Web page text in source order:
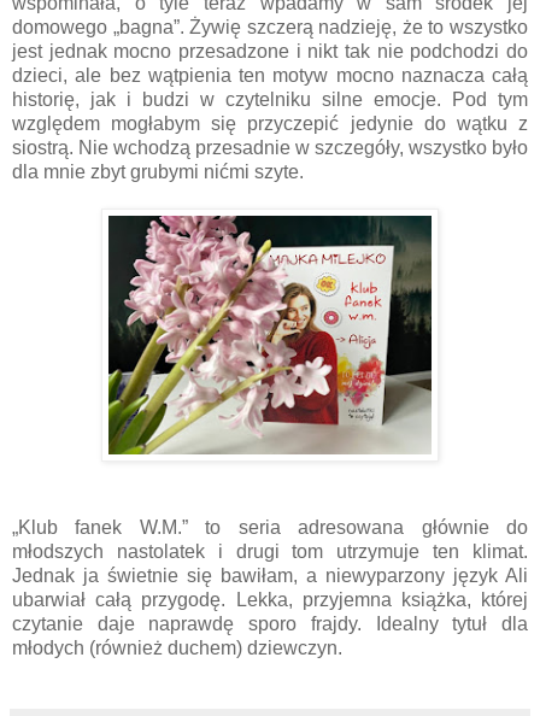
domowego „bagna”. Żywię szczerą nadzieję, że to wszystko
jest jednak mocno przesadzone i nikt tak nie podchodzi do
dzieci, ale bez wątpienia ten motyw mocno naznacza całą
historię, jak i budzi w czytelniku silne emocje. Pod tym
względem mogłabym się przyczepić jedynie do wątku z
siostrą. Nie wchodzą przesadnie w szczegóły, wszystko było
dla mnie zbyt grubymi nićmi szyte.
„Klub fanek W.M.” to seria adresowana głównie do
młodszych nastolatek i drugi tom utrzymuje ten klimat.
Jednak ja świetnie się bawiłam, a niewyparzony język Ali
ubarwiał całą przygodę. Lekka, przyjemna książka, której
czytanie daje naprawdę sporo frajdy. Idealny tytuł dla
młodych (również duchem) dziewczyn.